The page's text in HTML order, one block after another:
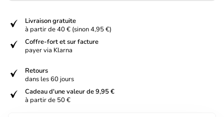
verified
Livraison gratuite
à partir de 40 € (sinon 4,95 €)
verified
Coffre-fort et sur facture
payer via Klarna
verified
Retours
dans les 60 jours
verified
Cadeau d'une valeur de 9,95 €
à partir de 50 €